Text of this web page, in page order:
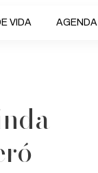
VIDA AGENDA